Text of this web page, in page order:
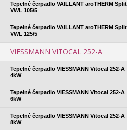
Tepelné čerpadlo VAILLANT aroTHERM Split
VWL 105/5
Tepelné čerpadlo VAILLANT aroTHERM Split
VWL 125/5
VIESSMANN VITOCAL 252-A
Tepelné čerpadlo VIESSMANN Vitocal 252-A
4kW
Tepelné čerpadlo VIESSMANN Vitocal 252-A
6kW
Tepelné čerpadlo VIESSMANN Vitocal 252-A
8kW